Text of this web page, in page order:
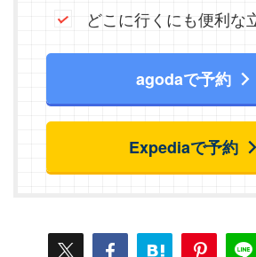
どこに行くにも便利な
agodaで予約
Expediaで予約